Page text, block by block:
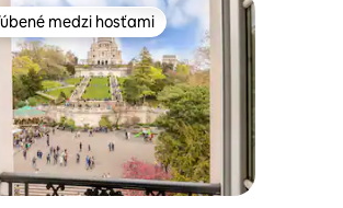
medzi hosťami
medzi hosťami